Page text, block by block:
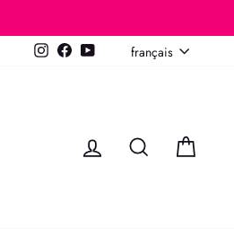
InstagramFacebookYouTubeLANGUE
français
SE CONNECTER
RECHERCHER